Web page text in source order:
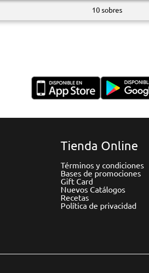
10 sobres
Tienda Online
Términos y condiciones
Bases de promociones
Gift Card
Nuevos Catálogos
Recetas
Política de privacidad